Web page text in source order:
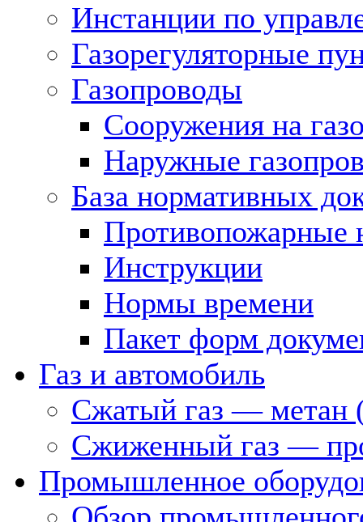
Инстанции по
Газорегуляторные
Газопроводы
Сооружения на
Наружные
База нормативных
Противопожарные
Инструкции
Нормы времени
Пакет форм
Газ и автомобиль
Сжатый газ — метан
Сжиженный газ —
Промышленное